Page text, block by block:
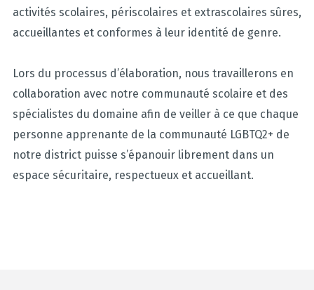
activités scolaires, périscolaires et extrascolaires sûres,
accueillantes et conformes à leur identité de genre.
Lors du processus d’élaboration, nous travaillerons en
collaboration avec notre communauté scolaire et des
spécialistes du domaine afin de veiller à ce que chaque
personne apprenante de la communauté LGBTQ2+ de
notre district puisse s’épanouir librement dans un
espace sécuritaire, respectueux et accueillant.